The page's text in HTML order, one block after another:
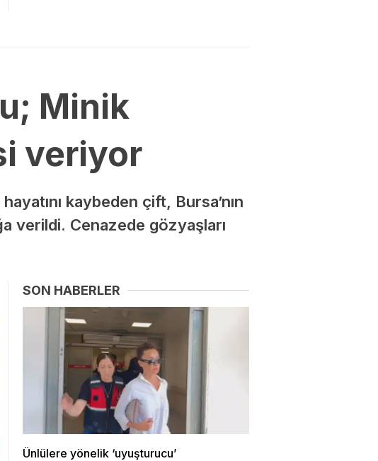
Minik
veriyor
kaybeden çift, Bursa’nın
verildi. Cenazede gözyaşları
SON HABERLER
Ünlülere yönelik ‘uyuşturucu’